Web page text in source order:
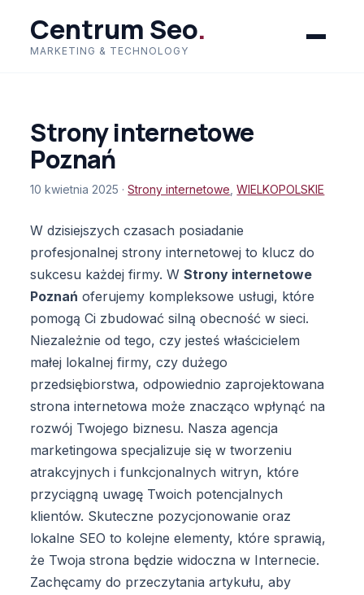
Centrum Seo.
MARKETING & TECHNOLOGY
Strony internetowe
Poznań
10 kwietnia 2025 ·Strony internetowe ,WIELKOPOLSKIE
W dzisiejszych czasach posiadanie
profesjonalnej strony internetowej to klucz do
sukcesu każdej firmy. WStrony internetowe
Poznań oferujemy kompleksowe usługi, które
pomogą Ci zbudować silną obecność w sieci.
Niezależnie od tego, czy jesteś właścicielem
małej lokalnej firmy, czy dużego
przedsiębiorstwa, odpowiednio zaprojektowana
strona internetowa może znacząco wpłynąć na
rozwój Twojego biznesu. Nasza agencja
marketingowa specjalizuje się w tworzeniu
atrakcyjnych i funkcjonalnych witryn, które
przyciągną uwagę Twoich potencjalnych
klientów. Skuteczne pozycjonowanie oraz
lokalne SEO to kolejne elementy, które sprawią,
że Twoja strona będzie widoczna w Internecie.
Zachęcamy do przeczytania artykułu, aby